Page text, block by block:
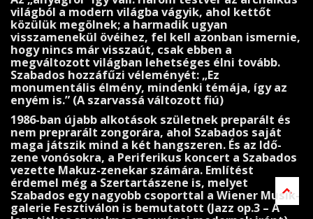
világból a modern világba vágyik, ahol kettőt
közülük megölnek; a harmadik ugyan
visszamenekül övéihez, fel kell azonban ismernie,
hogy nincs már visszaút, csak ebben a
megváltozott világban lehetséges élni tovább.
Szabados hozzá­fűzi véleményét: „Ez
monumentális élmény, mindenki témája, így az
enyém is.” (A szar­vassá változott fiú)
1986-ban újabb alkotások születnek preparált és
nem preprarált zongorára, ahol Szabados saját
maga játszik mind a két hangszeren. És az Idő-
zene vonó­sokra, a Periferikus koncert a Szabados
vezette Makuz-zenekar számára. Említést
érdemel még a Szertartászene is, melyet
Szabados egy nagyobb csoporttal a Wiener Musik­
galerie Fesztiválon is bemu­tatott (Jazz op.3 – A